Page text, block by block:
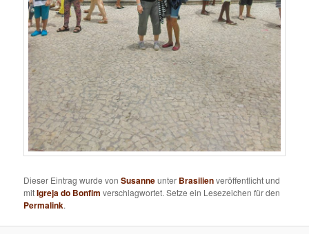
Dieser Eintrag wurde vonSusanneunter Brasilienveröffentlicht und
mitIgreja do Bonfim verschlagwortet. Setze ein Lesezeichen für den
Permalink.